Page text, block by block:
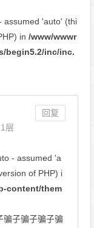
assumed 'auto' (thi
in/www/wwwr
begin5.2/inc/inc.
回复
1层
- assumed 'a
of PHP) i
content/them
骗子骗子骗子骗